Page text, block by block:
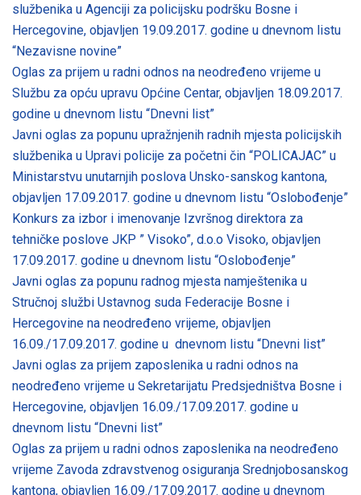
službenika u Agenciji za policijsku podršku Bosne i
Hercegovine, objavljen 19.09.2017. godine u dnevnom listu
“Nezavisne novine”
Oglas za prijem u radni odnos na neodređeno vrijeme u
Službu za opću upravu Općine Centar, objavljen 18.09.2017.
godine u dnevnom listu “Dnevni list”
Javni oglas za popunu upražnjenih radnih mjesta policijskih
službenika u Upravi policije za početni čin “POLICAJAC” u
Ministarstvu unutarnjih poslova Unsko-sanskog kantona,
objavljen 17.09.2017. godine u dnevnom listu “Oslobođenje”
Konkurs za izbor i imenovanje Izvršnog direktora za
tehničke poslove JKP ” Visoko”, d.o.o Visoko, objavljen
17.09.2017. godine u dnevnom listu “Oslobođenje”
Javni oglas za popunu radnog mjesta namještenika u
Stručnoj službi Ustavnog suda Federacije Bosne i
Hercegovine na neodređeno vrijeme, objavljen
16.09./17.09.2017. godine u dnevnom listu “Dnevni list”
Javni oglas za prijem zaposlenika u radni odnos na
neodređeno vrijeme u Sekretarijatu Predsjedništva Bosne i
Hercegovine, objavljen 16.09./17.09.2017. godine u
dnevnom listu “Dnevni list”
Oglas za prijem u radni odnos zaposlenika na neodređeno
vrijeme Zavoda zdravstvenog osiguranja Srednjobosanskog
kantona, objavljen 16.09./17.09.2017. godine u dnevnom